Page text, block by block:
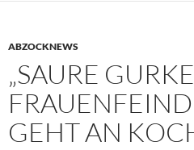
ABZOCKNEWS
„SAURE
GEHT AN